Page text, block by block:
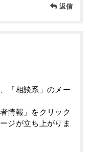
返信
「相談系」のメー
情報」をクリック
ジが立ち上がりま